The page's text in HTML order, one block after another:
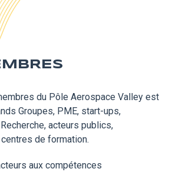
du Pôle Aerospace Valley est
Groupes, PME, start-ups,
acteurs publics,
de formation.
aux compétences